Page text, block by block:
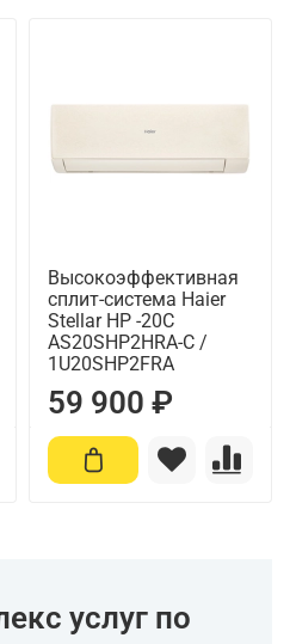
Высокоэффективная
сплит-система Haier
Stellar HP -20С
AS20SHP2HRA-C /
1U20SHP2FRA
59 900 ₽
услуг по